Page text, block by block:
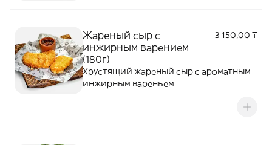
Жареный сыр с
инжирным варением
(180г)
3 150,00 ₸
Хрустящий жареный сыр с ароматным
инжирным вареньем